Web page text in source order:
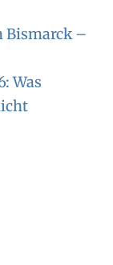
Bismarck –
Was